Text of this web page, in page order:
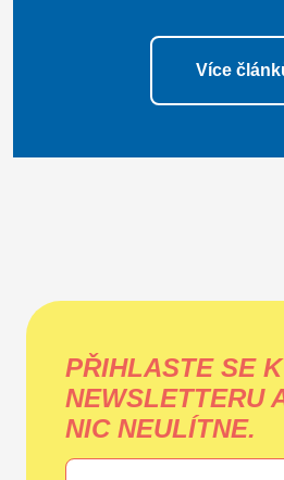
Více
PŘIHLASTE SE
NEWSLETTERU
NIC NEULÍTNE.